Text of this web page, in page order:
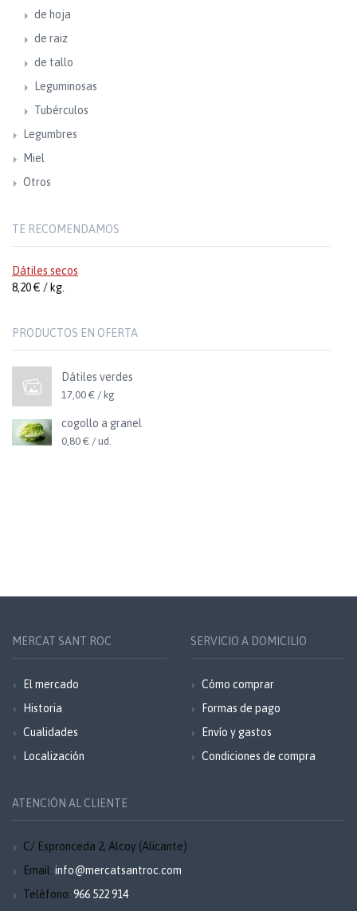
de hoja
de raiz
de tallo
Leguminosas
Tubérculos
Legumbres
Miel
Otros
TE RECOMENDAMOS
Dátiles secos
8,20 € / kg.
PRODUCTOS EN OFERTA
Dátiles verdes
17,00 € / kg
cogollo a granel
0,80 € / ud.
MERCAT SANT ROC
El mercado
Historia
Cualidades
Localización
SERVICIO A DOMICILIO
Cómo comprar
Formas de pago
Envío y gastos
Condiciones de compra
ATENCIÓN AL CLIENTE
C/ Espronceda 2, Alcoy (Alicante)
Email: info@mercatsantroc.com
Teléfono: 966 522 914